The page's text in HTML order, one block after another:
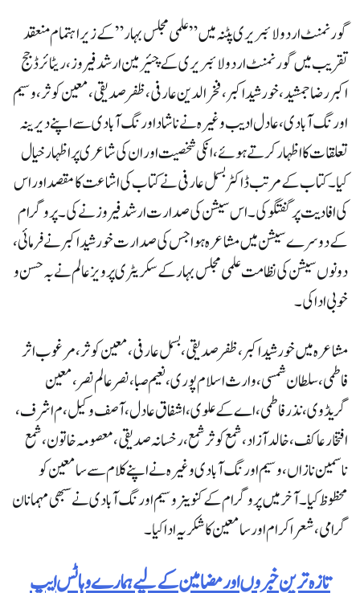
گورنمنٹ اردو لائبریری پٹنہ میں ” علمی مجلس بہار ” کے زیراہتمام منعقد
تقریب میں گورنمنٹ اردو لائبریری کے چئیرمین ارشد فیروز، ریٹائرڈ جج
اکبر رضا جمشید، خورشید اکبر، فخرالدین عارفی، ظفر صدیقی، معین کوثر، وسیم
اورنگ آبادی،عادل ادیب وغیرہ نے ناشاد اورنگ آبادی سے اپنے دیرینہ
تعلقات کا اظہار کرتے ہوئے، انکی شخصیت اور ان کی شاعری پر اظہار خیال
کیا۔ کتاب کے مرتب ڈاکٹر بسمل عارفی نے کتاب کی اشاعت کا مقصد اور اس
کی افادیت پر گفتگو کی۔ اس سیشن کی صدارت ارشد فیروز نے کی۔ پروگرام
کے دوسرے سیشن میں مشاعرہ ہوا جس کی صدارت خورشید اکبر نے فرمائی،
دونوں سیشن کی نظامت علمی مجلس بہار کے سکریٹری پرویز عالم نے بہ حسن و
خوبی ادا کی ۔
مشاعرہ میں خورشید اکبر، ظفر صدیقی، بسمل عارفی، معین کوثر، مرغوب اثر
فاطمی، سلطان شمسی، وارث اسلام پوری، نعیم صبا، نصر عالم نصر، معین
گریڈوی، نذر فاطمی، اے کے علوی، اشفاق عادل، آصف وکیل، م اشرف،
افتخار عاکف، خالد آزاد، شمع کوثر شمع، رخسانہ صدیقی، معصومہ خاتون، شمع
ناسمین نازاں، وسیم اورنگ آبادی وغیرہ نے اپنے کلام سے سامعین کو
محظوظ کیا۔ آخر میں پروگرام کے کنوینر وسیم اورنگ آبادی نے سبھی مہمانان
گرامی، شعرا کرام اور سامعین کا شکریہ ادا کیا۔
تازہ ترین خبروں اور مضامین کے لیے ہمارے وہاٹس ایپ